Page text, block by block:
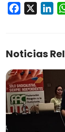
Facebook
Noticias